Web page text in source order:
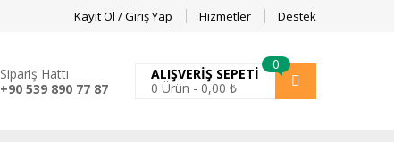
Kayıt Ol / Giriş Yap Hizmetler Destek
Sipariş Hattı
+90 539 890 77 87
0
ALIŞVERIŞ SEPETI
0 Ürün - 0,00 ₺